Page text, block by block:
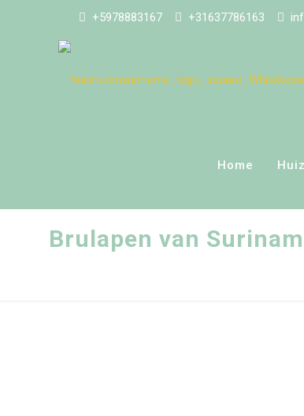
+5978883167 +31637786163
Home
Brulapen van